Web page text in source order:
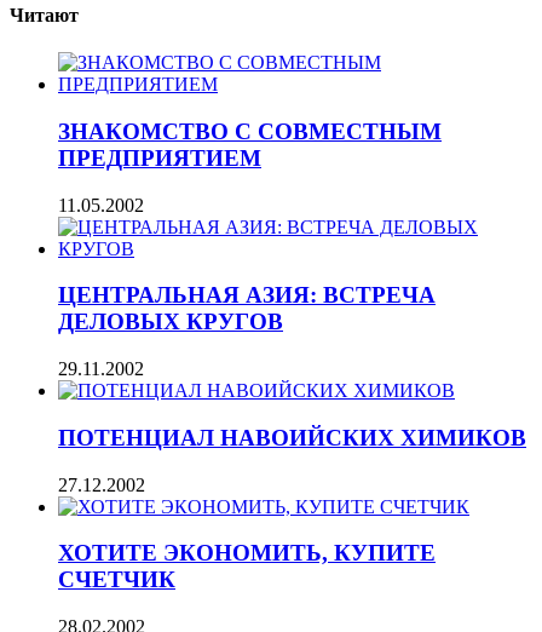
Читают
ЗНАКОМСТВО С СОВМЕСТНЫМ
ПРЕДПРИЯТИЕМ
11.05.2002
ЦЕНТРАЛЬНАЯ АЗИЯ: ВСТРЕЧА
ДЕЛОВЫХ КРУГОВ
29.11.2002
ПОТЕНЦИАЛ НАВОИЙСКИХ ХИМИКОВ
27.12.2002
ХОТИТЕ ЭКОНОМИТЬ, КУПИТЕ
СЧЕТЧИК
28.02.2002